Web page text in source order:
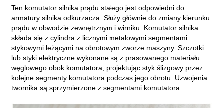
Ten komutator silnika prądu stałego jest odpowiedni do
armatury silnika odkurzacza. Służy głównie do zmiany kierunku
prądu w obwodzie zewnętrznym i wirniku. Komutator silnika
składa się z cylindra z licznymi metalowymi segmentami
stykowymi leżącymi na obrotowym zworze maszyny. Szczotki
lub styki elektryczne wykonane są z prasowanego materiału
węglowego obok komutatora, projektując styk ślizgowy przez
kolejne segmenty komutatora podczas jego obrotu. Uzwojenia
twornika są sprzymierzone z segmentami komutatora.